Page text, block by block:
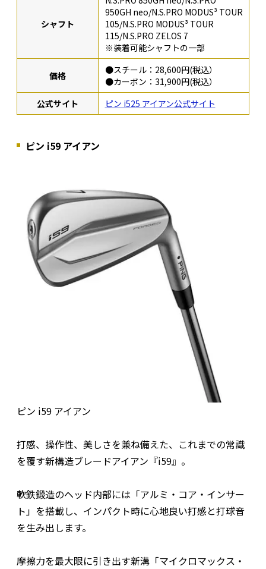
シャフト
950GH neo/N.S.PRO MODUS³ TOUR
105/N.S.PRO MODUS³ TOUR
115/N.S.PRO ZELOS 7
※装着可能シャフトの一部
価格
●スチール：28,600円(税込）
●カーボン：31,900円(税込）
公式サイト
ピン i525 アイアン公式サイト
ピン i59 アイアン
ピン i59 アイアン
打感、操作性、美しさを兼ね備えた、これまでの常識
を覆す新構造ブレードアイアン『i59』。
軟鉄鍛造のヘッド内部には「アルミ・コア・インサー
ト」を搭載し、インパクト時に心地良い打感と打球音
を生み出します。
摩擦力を最大限に引き出す新溝「マイクロマックス・